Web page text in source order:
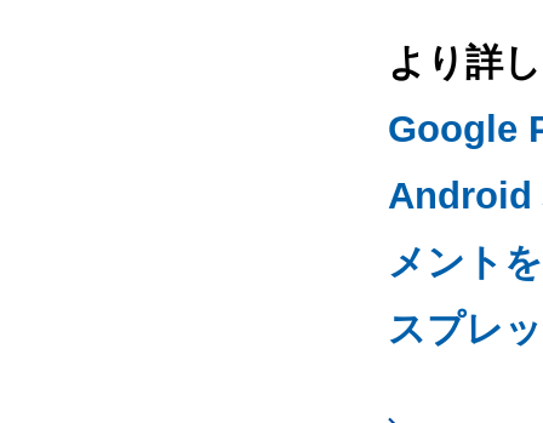
より詳
Google
Android
メント
スプレ